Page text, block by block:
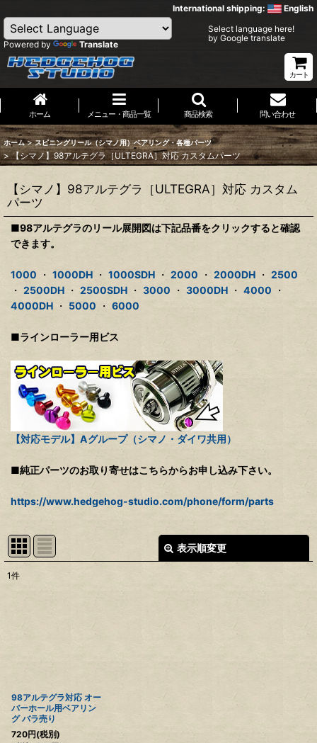
International shipping: English
Powered by Translate
Select language here!
by Google translate
カート
ホーム メニュー・商品一覧 商品検索 問い合わせ
ホーム > スピニングリール（シマノ用）ベアリング・各種パーツ
> 【シマノ】98アルテグラ［ULTEGRA］対応 カスタムパーツ
【シマノ】98アルテグラ［ULTEGRA］対応 カスタム
パーツ
■98アルテグラのリール展開図は下記品番をクリックすると確認
できます。
1000 ・ 1000DH ・ 1000SDH ・ 2000 ・ 2000DH ・ 2500
・ 2500DH ・ 2500SDH ・ 3000 ・ 3000DH ・ 4000 ・
4000DH ・ 5000 ・ 6000
■ラインローラー用ビス
【対応モデル】Aグループ（シマノ・ダイワ共用）
■純正パーツのお取り寄せはこちらからお申し込み下さい。
https://www.hedgehog-studio.com/phone/form/parts
表示順変更
1件
98アルテグラ対応 オー
バーホール用ベアリン
グ バラ売り
720円(税別)